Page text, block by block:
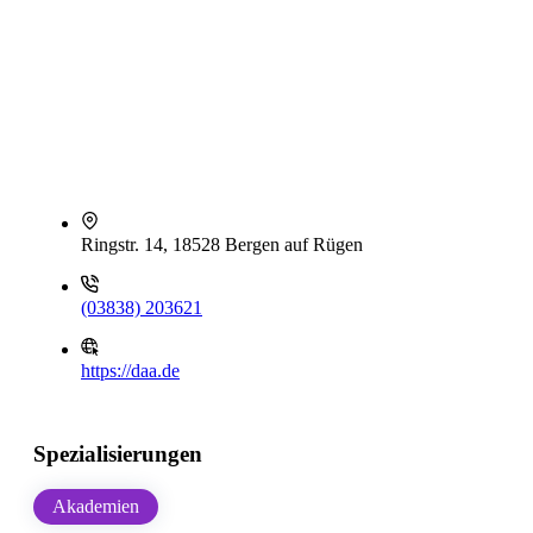
Ringstr. 14, 18528 Bergen auf Rügen
(03838) 203621
https://daa.de
Spezialisierungen
Akademien